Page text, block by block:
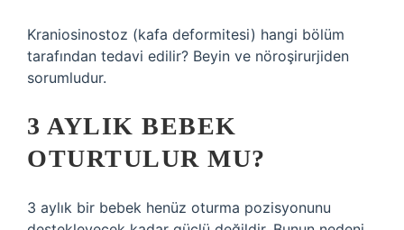
Kraniosinostoz (kafa deformitesi) hangi bölüm
tarafından tedavi edilir? Beyin ve nöroşirurjiden
sorumludur.
3 AYLIK BEBEK
OTURTULUR MU?
3 aylık bir bebek henüz oturma pozisyonunu